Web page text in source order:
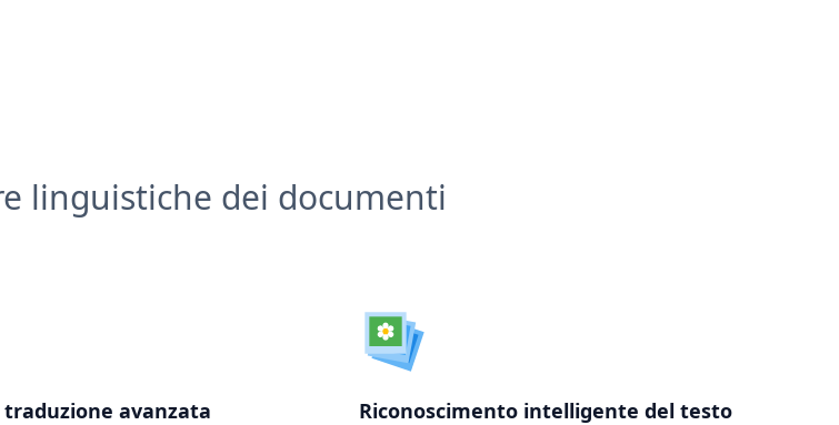
linguistiche dei documenti
avanzata
Riconoscimento intelligente del testo